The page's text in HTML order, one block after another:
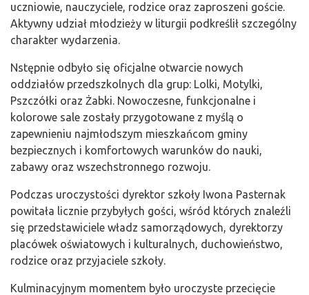
uczniowie, nauczyciele, rodzice oraz zaproszeni goście.
Aktywny udział młodzieży w liturgii podkreślił szczególny
charakter wydarzenia.
Nstępnie odbyło się oficjalne otwarcie nowych
oddziałów przedszkolnych dla grup: Lolki, Motylki,
Pszczółki oraz Żabki. Nowoczesne, funkcjonalne i
kolorowe sale zostały przygotowane z myślą o
zapewnieniu najmłodszym mieszkańcom gminy
bezpiecznych i komfortowych warunków do nauki,
zabawy oraz wszechstronnego rozwoju.
Podczas uroczystości dyrektor szkoły Iwona Pasternak
powitała licznie przybyłych gości, wśród których znaleźli
się przedstawiciele władz samorządowych, dyrektorzy
placówek oświatowych i kulturalnych, duchowieństwo,
rodzice oraz przyjaciele szkoły.
Kulminacyjnym momentem było uroczyste przecięcie